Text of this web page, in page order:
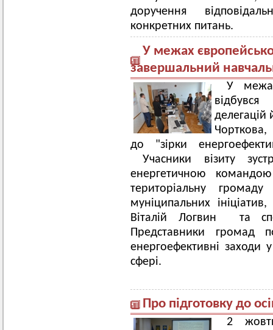
доручення
конкретних питань.
У межах
завершальний
У
делегацій
до "зірки
Учасники візиту
енергетичною
територіальну
муніципальних
Віталій Логвин та
Представники громад
енергоефективні заходи
сфері.
Про підготовку до
2